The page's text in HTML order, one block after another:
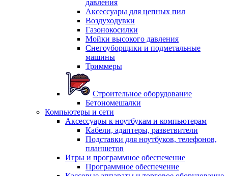
давления
Аксессуары для цепных пил
Воздуходувки
Газонокосилки
Мойки высокого давления
Снегоуборщики и подметальные
машины
Триммеры
Строительное оборудование
Бетономешалки
Компьютеры и сети
Аксессуары к ноутбукам и компьютерам
Кабели, адаптеры, разветвители
Подставки для ноутбуков, телефонов,
планшетов
Игры и программное обеспечение
Программное обеспечение